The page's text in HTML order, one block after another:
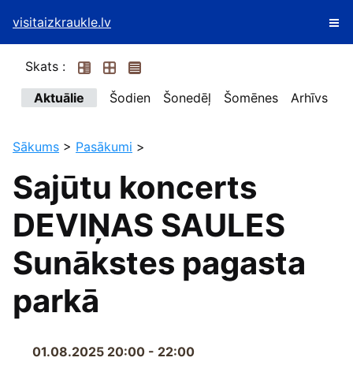
visitaizkraukle.lv
Skats :
Aktuālie
Šodien Šonedēļ Šomēnes Arhīvs
Sākums > Pasākumi >
Sajūtu koncerts
DEVIŅAS SAULES
Sunākstes pagasta
parkā
01.08.2025 20:00 - 22:00